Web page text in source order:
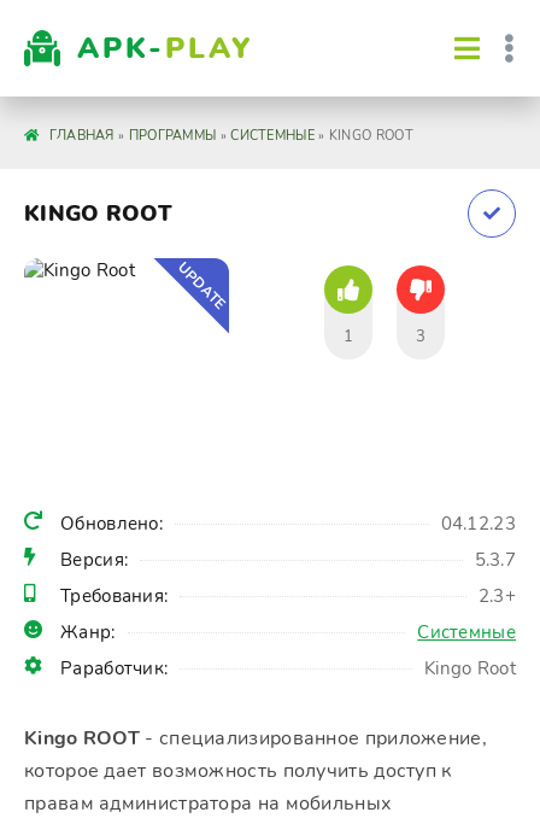
APK-PLAY
ГЛАВНАЯ » ПРОГРАММЫ »СИСТЕМНЫЕ» KINGO ROOT
KINGO ROOT
Обновлено:
04.12.23
Версия:
5.3.7
Требования:
2.3+
Жанр:
Системные
Раработчик:
Kingo Root
UPDATE
1 3
Kingo ROOT - специализированное приложение,
которое дает возможность получить доступ к
правам администратора на мобильных